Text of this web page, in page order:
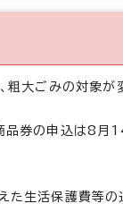
粗大ごみの対象が
品券の申込は8月
た生活保護費等の